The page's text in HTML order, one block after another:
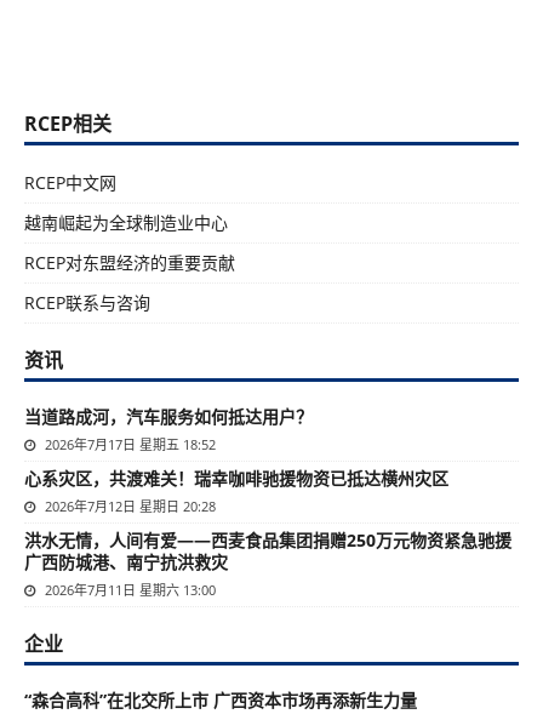
RCEP相关
RCEP中文网
越南崛起为全球制造业中心
RCEP对东盟经济的重要贡献
RCEP联系与咨询
资讯
当道路成河，汽车服务如何抵达用户？
2026年7月17日 星期五 18:52
心系灾区，共渡难关！瑞幸咖啡驰援物资已抵达横州灾区
2026年7月12日 星期日 20:28
洪水无情，人间有爱——西麦食品集团捐赠250万元物资紧急驰援
广西防城港、南宁抗洪救灾
2026年7月11日 星期六 13:00
企业
“森合高科”在北交所上市 广西资本市场再添新生力量